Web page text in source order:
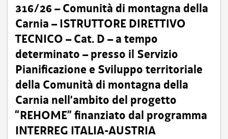
316/26 – Comunità di montagna della
Carnia – ISTRUTTORE DIRETTIVO
TECNICO – Cat. D – a tempo
determinato – presso il Servizio
Pianificazione e Sviluppo territoriale
della Comunità di montagna della
Carnia nell’ambito del progetto
“REHOME” finanziato dal programma
INTERREG ITALIA-AUSTRIA